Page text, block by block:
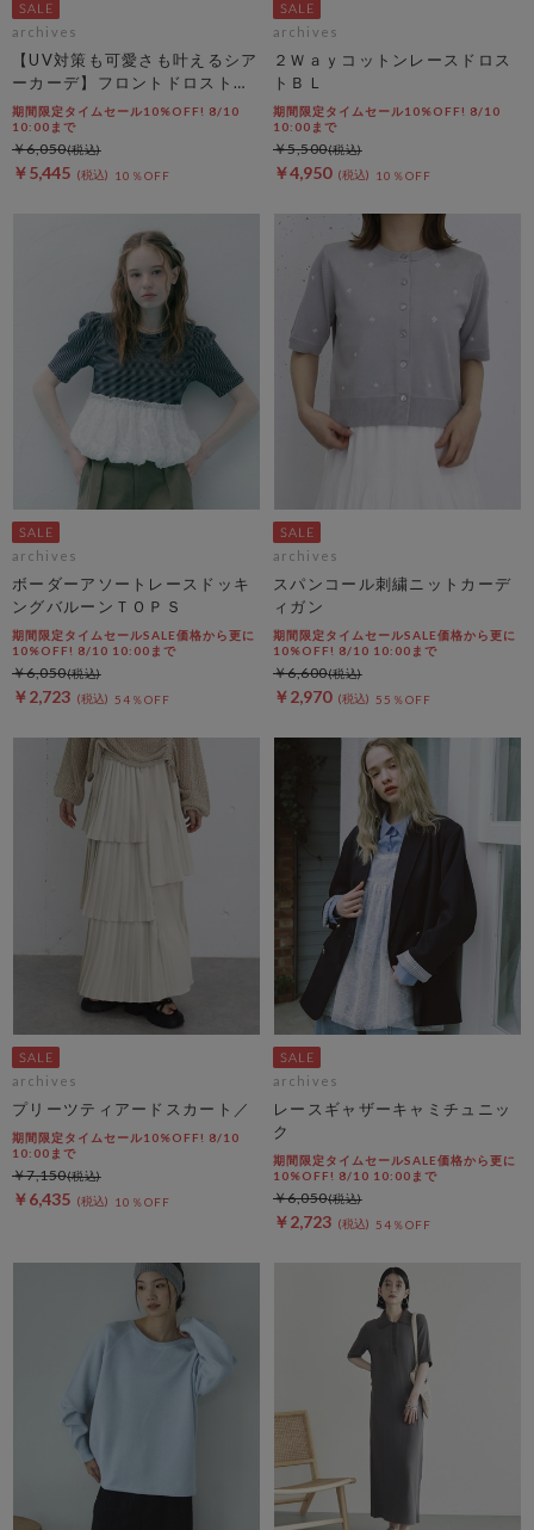
archives
【UV対策も可愛さも叶えるシア
ーカーデ】フロントドロストシ
アーニットカーディガン
期間限定タイムセール10%OFF! 8/10
10:00まで
￥5,445 10％OFF
￥6,050
archives
２Ｗａｙコットンレースドロス
トＢＬ
期間限定タイムセール10%OFF! 8/10
10:00まで
￥4,950 10％OFF
￥5,500
archives
ボーダーアソートレースドッキ
ングバルーンＴＯＰＳ
期間限定タイムセールSALE価格から更に
10%OFF! 8/10 10:00まで
￥2,723 54％OFF
￥6,050
archives
スパンコール刺繍ニットカーデ
ィガン
期間限定タイムセールSALE価格から更に
10%OFF! 8/10 10:00まで
￥2,970 55％OFF
￥6,600
archives
プリーツティアードスカート／
期間限定タイムセール10%OFF! 8/10
10:00まで
￥6,435 10％OFF
￥7,150
archives
レースギャザーキャミチュニッ
ク
期間限定タイムセールSALE価格から更に
10%OFF! 8/10 10:00まで
￥2,723 54％OFF
￥6,050